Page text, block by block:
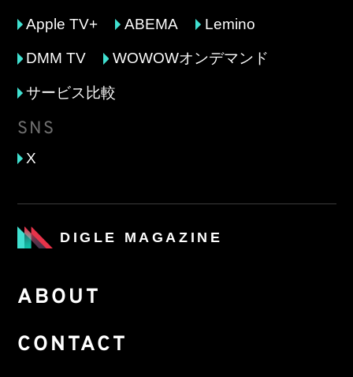
DIGLE MAGAZINE
ABOUT
CONTACT
Apple TV+ ABEMA Lemino
DMM TV WOWOWオンデマンド
サービス比較
SNS
X